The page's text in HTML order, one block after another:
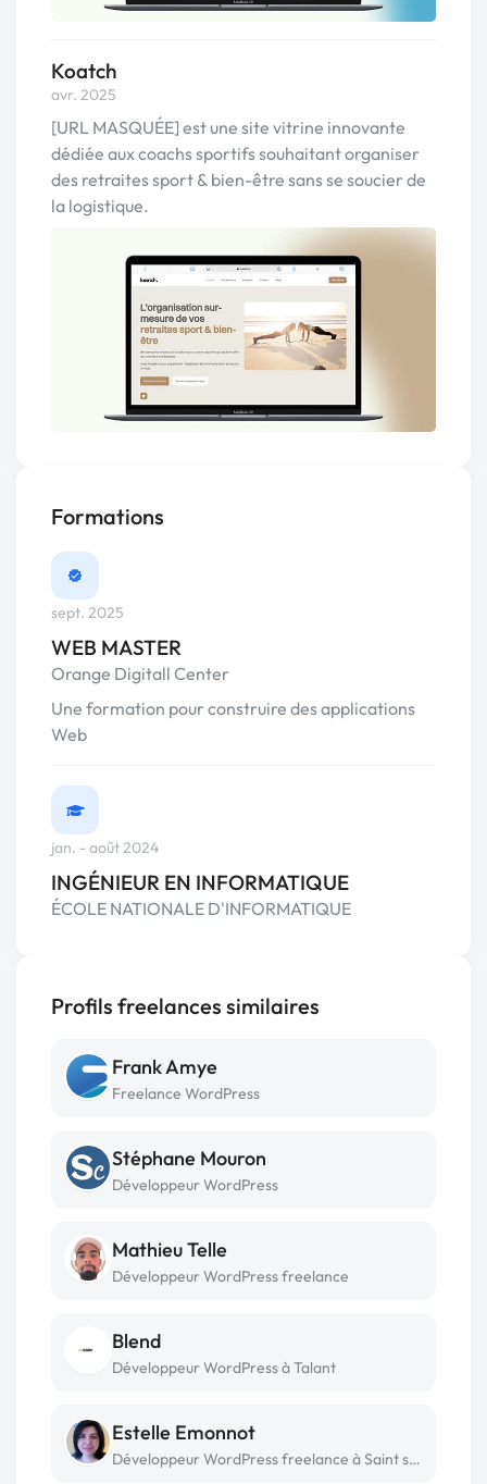
Koatch
avr. 2025
[URL MASQUÉE] est une site vitrine innovante
dédiée aux coachs sportifs souhaitant organiser
des retraites sport & bien-être sans se soucier de
la logistique.
Formations
sept. 2025
WEB MASTER
Orange Digitall Center
Une formation pour construire des applications
Web
jan. - août 2024
INGÉNIEUR EN INFORMATIQUE
ÉCOLE NATIONALE D'INFORMATIQUE
Profils freelances similaires
Frank Amye
Freelance WordPress
Stéphane Mouron
Développeur WordPress
Mathieu Telle
Développeur WordPress freelance
Blend
Développeur WordPress à Talant
Estelle Emonnot
Développeur WordPress freelance à Saint sulpice de pommeray